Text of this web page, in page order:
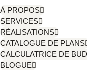
À PROPOS
SERVICES
RÉALISATIONS
CATALOGUE DE PLANS
CALCULATRICE DE
BLOGUE